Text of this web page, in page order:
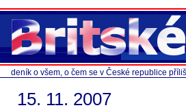
deník o všem, o čem se v České republice
15. 11. 2007